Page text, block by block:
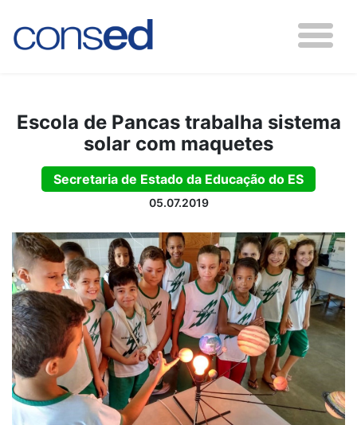
Escola de Pancas trabalha sistema
solar com maquetes
Secretaria de Estado da Educação do ES
05.07.2019